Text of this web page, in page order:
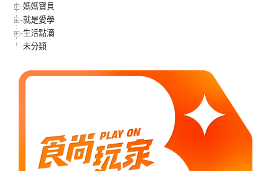
媽媽寶貝
就是愛學
生活點滴
未分類